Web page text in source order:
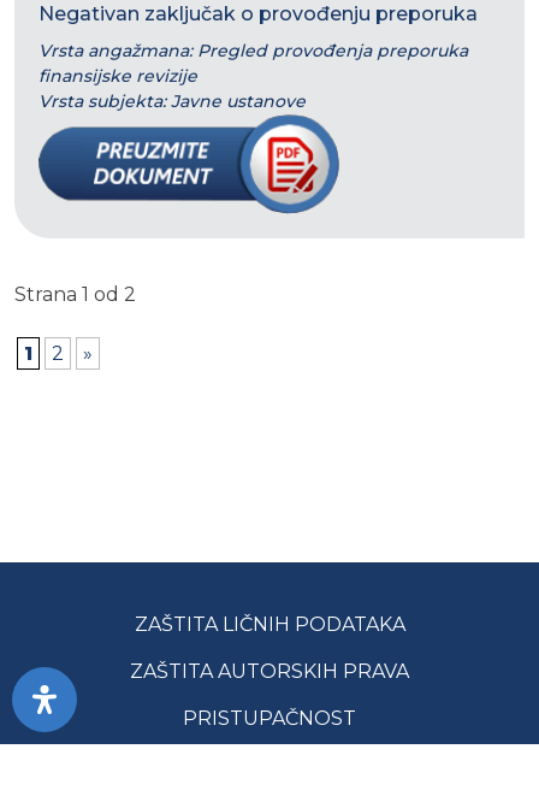
Negativan zaključak o provođenju preporuka
Vrsta angažmana: Pregled provođenja preporuka
finansijske revizije
Vrsta subjekta: Javne ustanove
Strana 1 od 2
1 2 »
ZAŠTITA LIČNIH PODATAKA
ZAŠTITA AUTORSKIH PRAVA
PRISTUPAČNOST